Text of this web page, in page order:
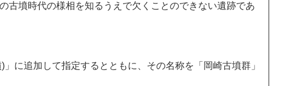
古墳時代の様相を知るうえで欠くことのできない遺跡であ
に追加して指定するとともに、その名称を「岡崎古墳群」